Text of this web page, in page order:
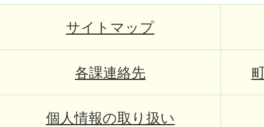
サイトマップ
各課連絡先
個人情報の取り扱い